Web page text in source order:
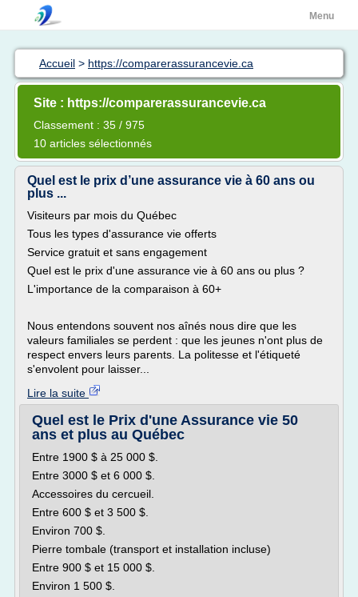
Menu
Accueil > https://comparerassurancevie.ca
Site : https://comparerassurancevie.ca
Classement : 35 / 975
10 articles sélectionnés
Quel est le prix d’une assurance vie à 60 ans ou
plus ...
Visiteurs par mois du Québec
Tous les types d'assurance vie offerts
Service gratuit et sans engagement
Quel est le prix d'une assurance vie à 60 ans ou plus ?
L'importance de la comparaison à 60+
Nous entendons souvent nos aînés nous dire que les
valeurs familiales se perdent : que les jeunes n'ont plus de
respect envers leurs parents. La politesse et l'étiqueté
s'envolent pour laisser...
Lire la suite
Quel est le Prix d'une Assurance vie 50
ans et plus au Québec
Entre 1900 $ à 25 000 $.
Entre 3000 $ et 6 000 $.
Accessoires du cercueil.
Entre 600 $ et 3 500 $.
Environ 700 $.
Pierre tombale (transport et installation incluse)
Entre 900 $ et 15 000 $.
Environ 1 500 $.